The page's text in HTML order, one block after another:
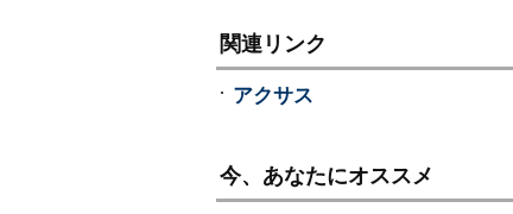
関連リンク
アクサス
今、あなたにオススメ